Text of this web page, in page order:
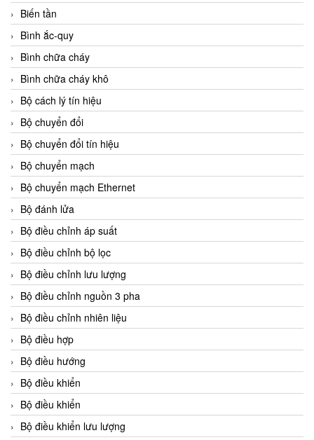
Biến tần
Bình ắc-quy
Bình chữa cháy
Bình chữa cháy khô
Bộ cách lý tín hiệu
Bộ chuyển đổi
Bộ chuyển đổi tín hiệu
Bộ chuyển mạch
Bộ chuyển mạch Ethernet
Bộ đánh lửa
Bộ điều chỉnh áp suất
Bộ điều chỉnh bộ lọc
Bộ điều chỉnh lưu lượng
Bộ điều chỉnh nguồn 3 pha
Bộ điều chỉnh nhiên liệu
Bộ điều hợp
Bộ điều hướng
Bộ điều khiển
Bộ điều khiển
Bộ điều khiển lưu lượng